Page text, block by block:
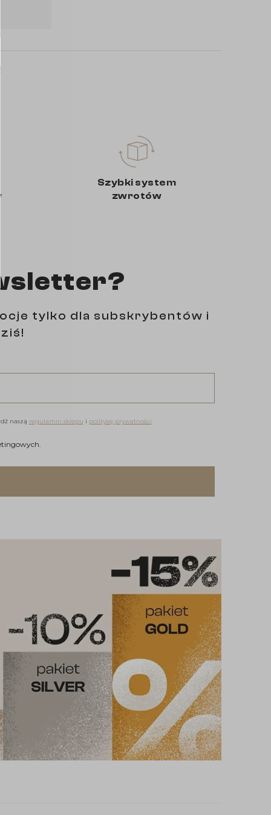
Szybki system
zwrotów
tylko dla subskrybentów i
naszą regulamin sklepu i politykę prywatności